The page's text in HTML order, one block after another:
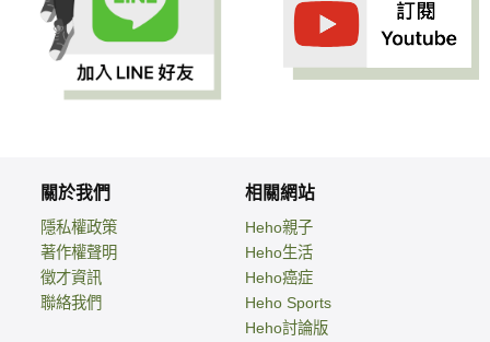
關於我們
隱私權政策
著作權聲明
徵才資訊
聯絡我們
相關網站
Heho親子
Heho生活
Heho癌症
Heho Sports
Heho討論版